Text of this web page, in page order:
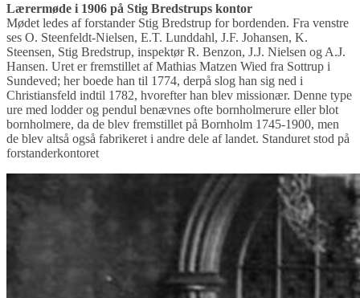
Lærermøde i 1906 på Stig Bredstrups kontor
Mødet ledes af forstander Stig Bredstrup for bordenden. Fra venstre
ses O. Steenfeldt-Nielsen, E.T. Lunddahl, J.F. Johansen, K.
Steensen, Stig Bredstrup, inspektør R. Benzon, J.J. Nielsen og A.J.
Hansen. Uret er fremstillet af Mathias Matzen Wied fra Sottrup i
Sundeved; her boede han til 1774, derpå slog han sig ned i
Christiansfeld indtil 1782, hvorefter han blev missionær. Denne type
ure med lodder og pendul benævnes ofte bornholmerure eller blot
bornholmere, da de blev fremstillet på Bornholm 1745-1900, men
de blev altså også fabrikeret i andre dele af landet. Standuret stod på
forstanderkontoret